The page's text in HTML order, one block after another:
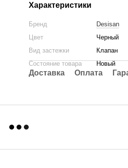
Характеристики
Бренд
Desisan
Цвет
Черный
Вид застежки
Клапан
Состояние товара
Новый
Доставка Оплата